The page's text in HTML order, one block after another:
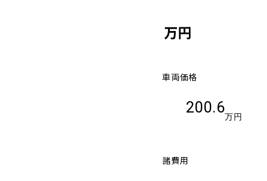
万円
車両価格
200.6
万円
諸費用